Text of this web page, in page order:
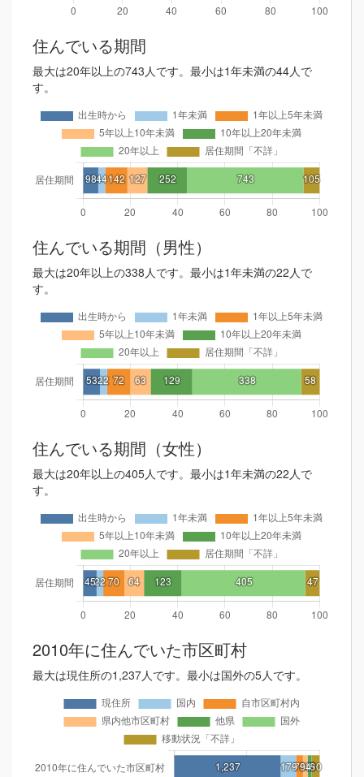
住んでいる期間
最大は20年以上の743人です。最小は1年未満の44人で
す。
住んでいる期間（男性）
最大は20年以上の338人です。最小は1年未満の22人で
す。
住んでいる期間（女性）
最大は20年以上の405人です。最小は1年未満の22人で
す。
2010年に住んでいた市区町村
最大は現住所の1,237人です。最小は国外の5人です。